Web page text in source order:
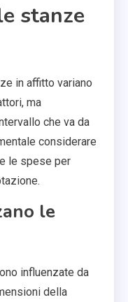
stanze
in affitto variano
ma
che va da
considerare
le spese per
le
influenzate da
della